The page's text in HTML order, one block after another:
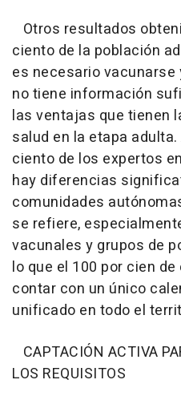
Otros resultados
ciento de la población
es necesario vacunarse
no tiene información
las ventajas que tienen
salud en la etapa
ciento de los expertos
hay diferencias
comunidades
se refiere,
vacunales y grupos de
lo que el 100 por cien
contar con un único
unificado en todo el
CAPTACIÓN ACTIVA
LOS REQUISITOS